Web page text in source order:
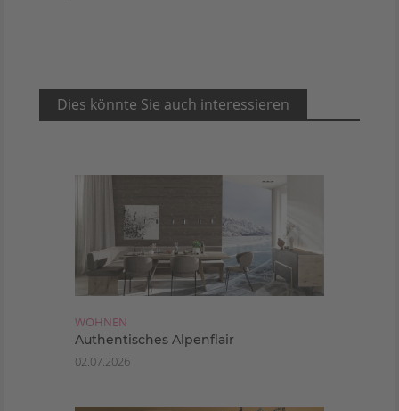
Dies könnte Sie auch interessieren
WOHNEN
Authentisches Alpenflair
02.07.2026